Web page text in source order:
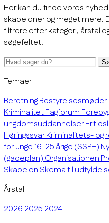
Her kan du finde vores
skabeloner og meget mere.
filtrere efter kategori, årstal
søgefeltet.
Temaer
BeretningBestyrelsesmøder
KriminalitetFagforum
ungdomsuddannelser
HøringssvarKriminalitets- og
for unge 16-25 årige (SSP+)
(gadeplan)Organisationen
SkabelonSkema til
Årstal
202620252024